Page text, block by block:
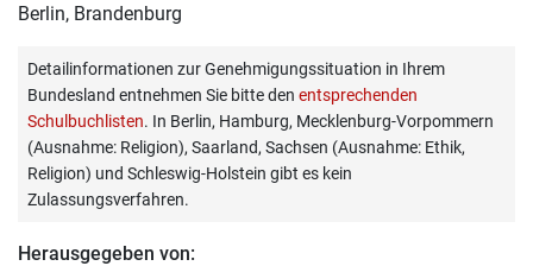
Berlin, Brandenburg
Detailinformationen zur Genehmigungssituation in Ihrem
Bundesland entnehmen Sie bitte den entsprechenden
Schulbuchlisten. In Berlin, Hamburg, Mecklenburg-Vorpommern
(Ausnahme: Religion), Saarland, Sachsen (Ausnahme: Ethik,
Religion) und Schleswig-Holstein gibt es kein
Zulassungsverfahren.
Herausgegeben von: